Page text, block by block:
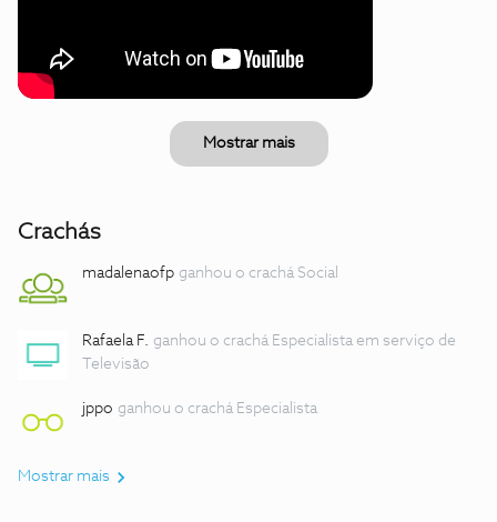
Mostrar mais
Crachás
madalenaofp ganhou o crachá Social
Rafaela F. ganhou o crachá Especialista em serviço de
Televisão
jppo ganhou o crachá Especialista
Mostrar mais